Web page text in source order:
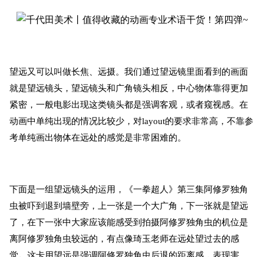
望远又可以叫做长焦、远摄。我们通过望远镜里面看到的画面
就是望远镜头，望远镜头和广角镜头相反，中心物体靠得更加
紧密，一般电影出现这类镜头都是强调客观，或者窥视感。在
动画中单纯出现的情况比较少，对layout的要求非常高，不靠参
考单纯画出物体在远处的感觉是非常困难的。
下面是一组望远镜头的运用，《一拳超人》第三集阿修罗独角
虫被吓到退到墙壁旁，上一张是一个大广角，下一张就是望远
了，在下一张中大家应该能感受到拍摄阿修罗独角虫的机位是
离阿修罗独角虫较远的，有点像琦玉老师在远处望过去的感